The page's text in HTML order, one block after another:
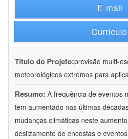
E-mail
Currículo
Título do Projeto:previsão multi-
meteorológicos extremos para
Resumo: A frequência de eventos
tem aumentado nas últimas
mudanças climáticas neste
deslizamento de encostas e